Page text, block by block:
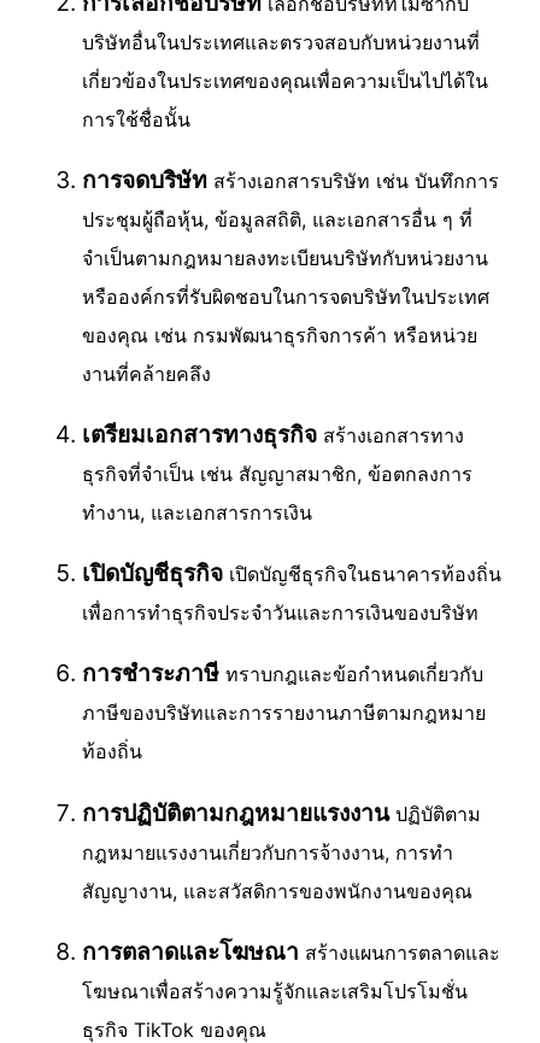
บริษัทอื่นในประเทศและตรวจสอบกับหน่วยงานที่
เกี่ยวข้องในประเทศของคุณเพื่อความเป็นไปได้ใน
การใช้ชื่อนั้น
การจดบริษัท สร้างเอกสารบริษัท เช่น บันทึกการ
ประชุมผู้ถือหุ้น, ข้อมูลสถิติ, และเอกสารอื่น ๆ ที่
จำเป็นตามกฎหมายลงทะเบียนบริษัทกับหน่วยงาน
หรือองค์กรที่รับผิดชอบในการจดบริษัทในประเทศ
ของคุณ เช่น กรมพัฒนาธุรกิจการค้า หรือหน่วย
งานที่คล้ายคลึง
เตรียมเอกสารทางธุรกิจ สร้างเอกสารทาง
ธุรกิจที่จำเป็น เช่น สัญญาสมาชิก, ข้อตกลงการ
ทำงาน, และเอกสารการเงิน
เปิดบัญชีธุรกิจ เปิดบัญชีธุรกิจในธนาคารท้องถิ่น
เพื่อการทำธุรกิจประจำวันและการเงินของบริษัท
การชำระภาษี ทราบกฎและข้อกำหนดเกี่ยวกับ
ภาษีของบริษัทและการรายงานภาษีตามกฎหมาย
ท้องถิ่น
การปฏิบัติตามกฎหมายแรงงาน ปฏิบัติตาม
กฎหมายแรงงานเกี่ยวกับการจ้างงาน, การทำ
สัญญางาน, และสวัสดิการของพนักงานของคุณ
การตลาดและโฆษณา สร้างแผนการตลาดและ
โฆษณาเพื่อสร้างความรู้จักและเสริมโปรโมชั่น
ธุรกิจ TikTok ของคุณ